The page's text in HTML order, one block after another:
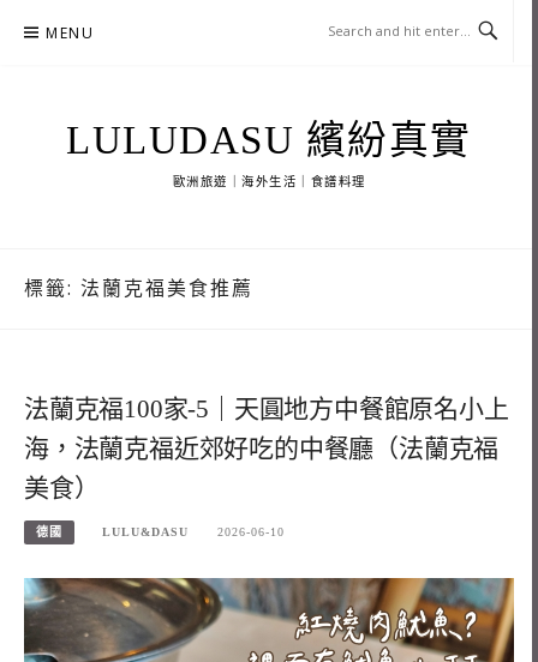
MENU
LULUDASU 繽紛真實
歐洲旅遊｜海外生活｜食譜料理
標籤: 法蘭克福美食推薦
法蘭克福100家-5｜天圓地方中餐館原名小上
海，法蘭克福近郊好吃的中餐廳（法蘭克福
美食）
德國 LULU&DASU 2026-06-10